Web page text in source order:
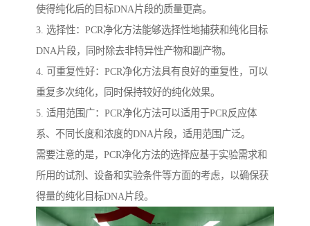
使得纯化后的目标DNA片段的质量更高。
3. 选择性：PCR净化方法能够选择性地捕获和纯化目标
DNA片段，同时除去非特异性产物和副产物。
4. 可重复性好：PCR净化方法具有良好的重复性，可以
重复多次纯化，同时保持较好的纯化效果。
5. 适用范围广：PCR净化方法可以适用于PCR反应体
系、不同长度和浓度的DNA片段，适用范围广泛。
需要注意的是，PCR净化方法的选择应基于实验需求和
所用的试剂、设备和实验条件等方面的考虑，以确保获
得量的纯化目标DNA片段。